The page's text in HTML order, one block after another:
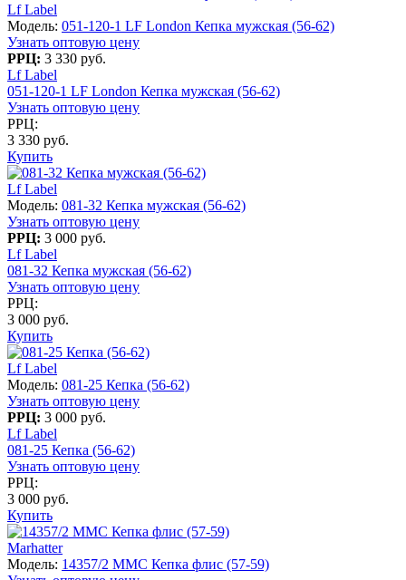
Lf Label
Модель: 051-120-1 LF London Кепка мужская (56-62)
Узнать оптовую цену
РРЦ: 3 330 руб.
Lf Label
051-120-1 LF London Кепка мужская (56-62)
Узнать оптовую цену
РРЦ:
3 330 руб.
Купить
Lf Label
Модель: 081-32 Кепка мужская (56-62)
Узнать оптовую цену
РРЦ: 3 000 руб.
Lf Label
081-32 Кепка мужская (56-62)
Узнать оптовую цену
РРЦ:
3 000 руб.
Купить
Lf Label
Модель: 081-25 Кепка (56-62)
Узнать оптовую цену
РРЦ: 3 000 руб.
Lf Label
081-25 Кепка (56-62)
Узнать оптовую цену
РРЦ:
3 000 руб.
Купить
Marhatter
Модель: 14357/2 MMC Кепка флис (57-59)